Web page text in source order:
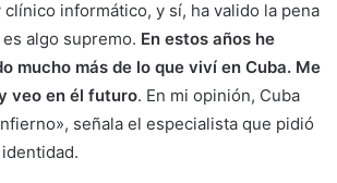
clínico informático, y sí, ha valido la pena
algo supremo. En estos años he
mucho más de lo que viví en Cuba. Me
veo en él futuro. En mi opinión, Cuba
señala el especialista que pidió